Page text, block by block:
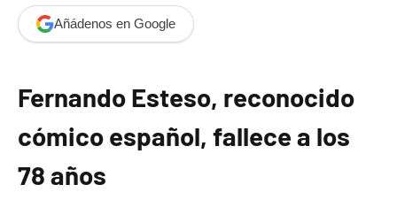
Añádenos en Google
Fernando Esteso, reconocido
cómico español, fallece a los
78 años